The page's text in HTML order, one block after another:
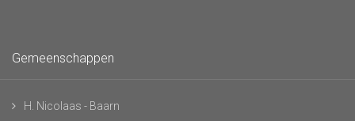
Gemeenschappen
H. Nicolaas - Baarn